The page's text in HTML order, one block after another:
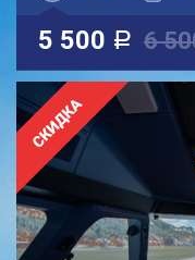
5 500 a 6